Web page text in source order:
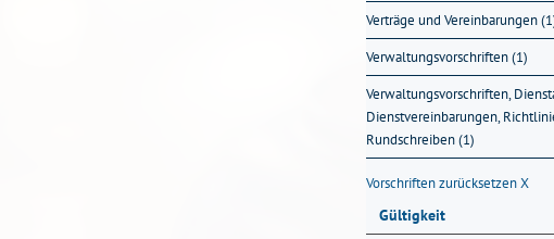
Verträge und Vereinbarungen
Verwaltungsvorschriften (1)
Verwaltungsvorschriften,
Dienstvereinbarungen,
Rundschreiben (1)
Vorschriften zurücksetzenX
Gültigkeit